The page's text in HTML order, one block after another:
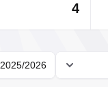
4
2025/2026